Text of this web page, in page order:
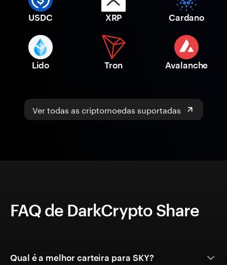
USDC XRP Cardano
Lido Tron Avalanche
Ver todas as criptomoedas suportadas
FAQ de DarkCrypto Share
Qual é a melhor carteira para SKY?